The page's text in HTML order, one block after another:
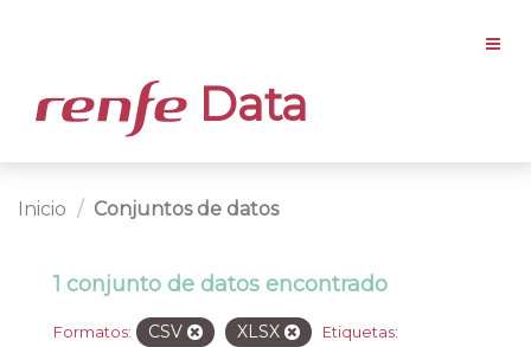
Data
Inicio Conjuntos de datos
1 conjunto de datos encontrado
Formatos: CSV XLSX Etiquetas: